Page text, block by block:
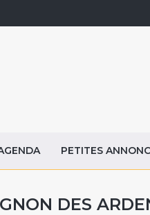
PETITES
DES